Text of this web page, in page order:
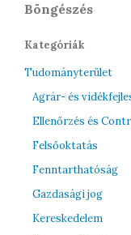
Böngészés
Kategóriák
Tudományterület
Agrár- és
Ellenőrzés és
Felsőoktatás
Fenntarthatóság
Gazdasági jog
Kereskedelem